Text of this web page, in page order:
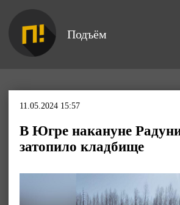
Подъём
11.05.2024 15:57
В Югре накануне
затопило кладбище